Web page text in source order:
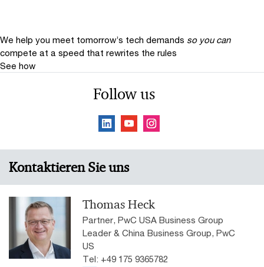
We help you meet tomorrow’s tech demands so you can
compete at a speed that rewrites the rules
See how
Follow us
Kontaktieren Sie uns
Thomas Heck
Partner, PwC USA Business Group
Leader & China Business Group, PwC
US
Tel: +49 175 9365782